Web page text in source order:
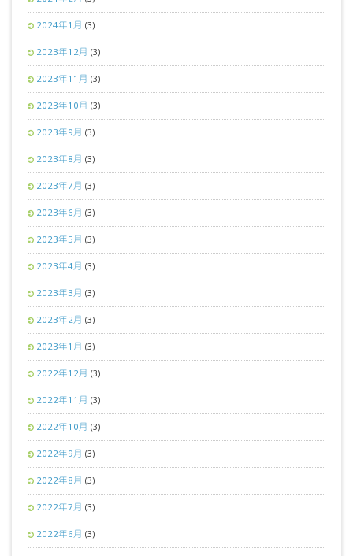
2024年1月 (3)
2023年12月 (3)
2023年11月 (3)
2023年10月 (3)
2023年9月 (3)
2023年8月 (3)
2023年7月 (3)
2023年6月 (3)
2023年5月 (3)
2023年4月 (3)
2023年3月 (3)
2023年2月 (3)
2023年1月 (3)
2022年12月 (3)
2022年11月 (3)
2022年10月 (3)
2022年9月 (3)
2022年8月 (3)
2022年7月 (3)
2022年6月 (3)